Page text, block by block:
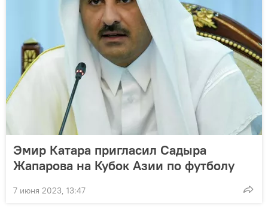
Эмир Катара пригласил Садыра
Жапарова на Кубок Азии по футболу
7 июня 2023, 13:47